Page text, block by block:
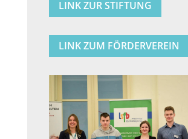
LINK ZUR STIFTUNG
LINK ZUM FÖRDERVEREIN